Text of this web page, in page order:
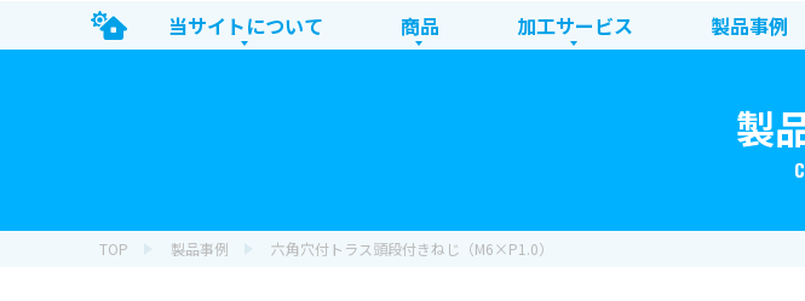
当サイトについて 商品 加工サービス 製品事例
製
TOP 製品事例 六角穴付トラス頭段付きねじ（M6×P1.0）